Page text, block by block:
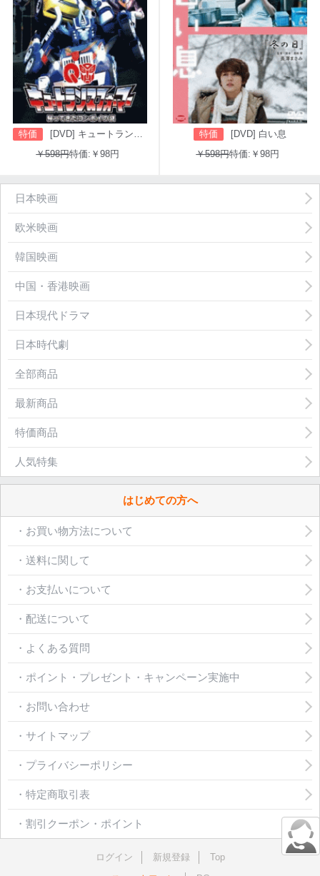
特価
[DVD] キュートランスフォーマー 帰ってきたコンボイの謎
￥598円特価:￥98円
特価
[DVD] 白い息
￥598円特価:￥98円
日本映画
欧米映画
韓国映画
中国・香港映画
日本現代ドラマ
日本時代劇
全部商品
最新商品
特価商品
人気特集
はじめての方へ
・お買い物方法について
・送料に関して
・お支払いについて
・配送について
・よくある質問
・ポイント・プレゼント・キャンペーン実施中
・お問い合わせ
・サイトマップ
・プライバシーポリシー
・特定商取引表
・割引クーポン・ポイント
ログイン 新規登録
Top